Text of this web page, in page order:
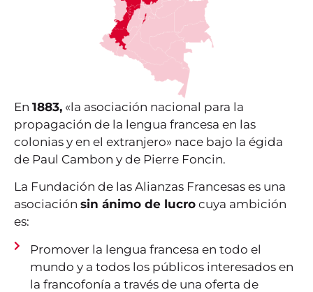
En 1883, «la asociación nacional para la
propagación de la lengua francesa en las
colonias y en el extranjero» nace bajo la égida
de Paul Cambon y de Pierre Foncin.
La Fundación de las Alianzas Francesas es una
asociación sin ánimo de lucro cuya ambición
es:
Promover la lengua francesa en todo el
mundo y a todos los públicos interesados en
la francofonía a través de una oferta de